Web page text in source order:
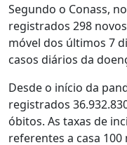
Segundo o Conass,
registrados 298
móvel dos últimos 7
casos diários da
Desde o início da
registrados
óbitos. As taxas de
referentes a casa